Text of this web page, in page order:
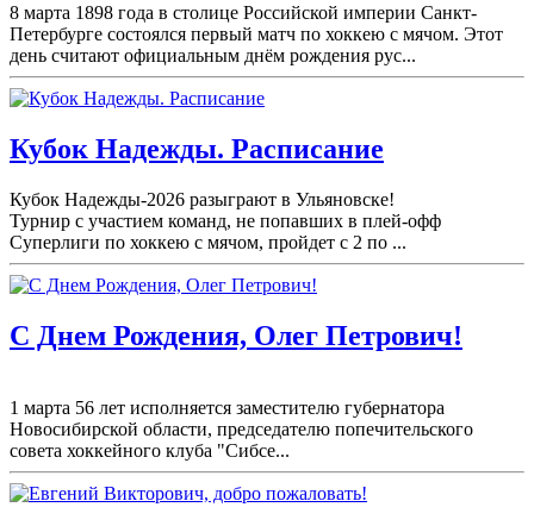
8 марта 1898 года в столице Российской империи Санкт-
Петербурге состоялся первый матч по хоккею с мячом. Этот
день считают официальным днём рождения рус...
Кубок Надежды. Расписание
Кубок Надежды-2026 разыграют в Ульяновске!
Турнир с участием команд, не попавших в плей-офф
Суперлиги по хоккею с мячом, пройдет с 2 по ...
С Днем Рождения, Олег Петрович!
1 марта 56 лет исполняется заместителю губернатора
Новосибирской области, председателю попечительского
совета хоккейного клуба "Сибсе...